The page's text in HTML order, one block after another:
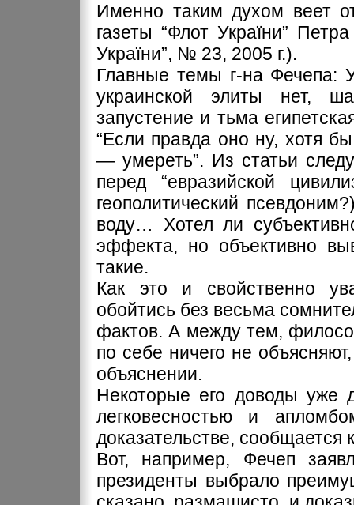
Именно таким духом веет
газеты “Флот України”
України”, № 23, 2005 г.).
Главные темы г-на Фечепа:
украинской элиты нет,
запустение и тьма
“Если правда оно ну, хотя
— умереть”. Из статьи
перед “евразийской
геополитический
воду… Хотел ли
эффекта, но объективно
такие.
Как это и свойственно
обойтись без весьма
фактов. А между тем,
по себе ничего не
объяснении.
Некоторые его доводы уже
легковесностью и
доказательстве, сообщается
Вот, например, Фечеп
президенты выбрало